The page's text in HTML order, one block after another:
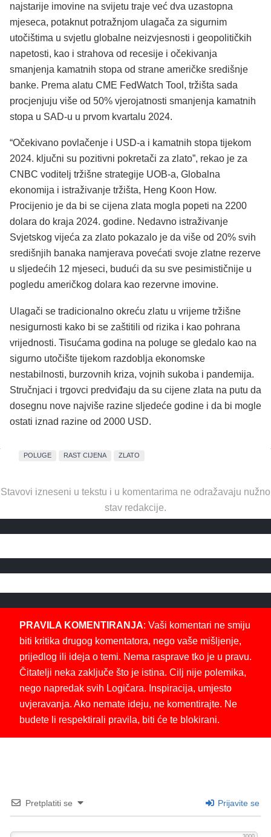
najstarije imovine na svijetu traje već dva uzastopna
mjeseca, potaknut potražnjom ulagača za sigurnim
utočištima u svjetlu globalne neizvjesnosti i geopolitičkih
napetosti, kao i strahova od recesije i očekivanja
smanjenja kamatnih stopa od strane američke središnje
banke. Prema alatu CME FedWatch Tool, tržišta sada
procjenjuju više od 50% vjerojatnosti smanjenja kamatnih
stopa u SAD-u u prvom kvartalu 2024.
“Očekivano povlačenje i USD-a i kamatnih stopa tijekom
2024. ključni su pozitivni pokretači za zlato”, rekao je za
CNBC voditelj tržišne strategije UOB-a, Globalna
ekonomija i istraživanje tržišta, Heng Koon How.
Procijenio je da bi se cijena zlata mogla popeti na 2200
dolara do kraja 2024. godine. Nedavno istraživanje
Svjetskog vijeća za zlato pokazalo je da više od 20% svih
središnjih banaka namjerava povećati svoje zlatne rezerve
u sljedećih 12 mjeseci, budući da su sve pesimističnije u
pogledu američkog dolara kao rezervne imovine.
Ulagači se tradicionalno okreću zlatu u vrijeme tržišne
nesigurnosti kako bi se zaštitili od rizika i kao pohrana
vrijednosti. Tisućama godina na poluge se gledalo kao na
sigurno utočište tijekom razdoblja ekonomske
nestabilnosti, burzovnih kriza, vojnih sukoba i pandemija.
Stručnjaci i trgovci predviđaju da su cijene zlata na putu da
dosegnu nove najviše razine sljedeće godine i da bi mogle
ostati iznad razine od 2000 USD.
POLUGE RAST CIJENA ZLATO
Stavovi izneseni u tekstu i u komentarima ne odražavaju nužno
stav redakcije.
PRAVILA KOMENTIRANJA: Vaši komentari ne smiju
biti kritika drugog komentatora, nego vaše mišljenje,
prijedlog ili ideja o temi. Nema rasprave tko je u pravu.
Čitatelji neka zaključe što je istina. Cilj nije polemika,
nego napredak svih Logičara. Inspiracija, umjesto
uvjeravanja. Ako nemate ideju, ne komentirajte. Ne
budete li respektirali pravila, biti će te blokirani.
Pretplatiti se Prijavite se